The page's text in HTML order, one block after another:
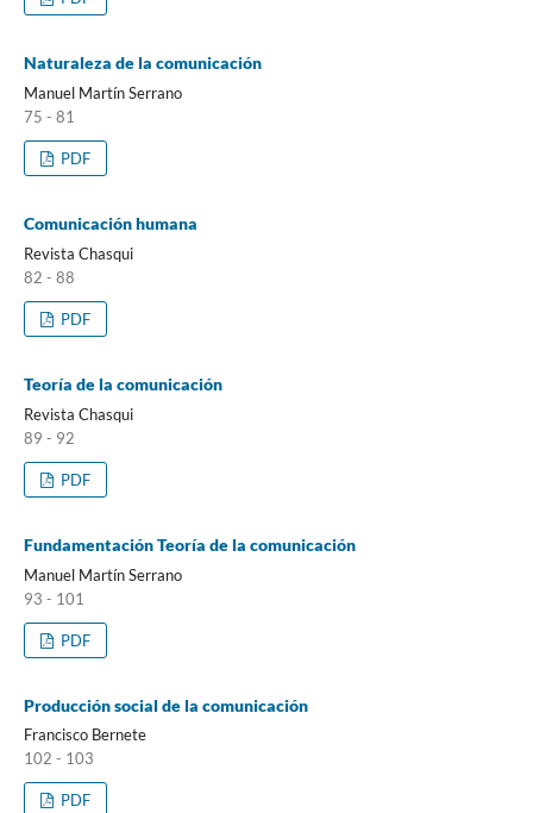
Naturaleza de la comunicación
Manuel Martín Serrano
75 - 81
PDF
Comunicación humana
Revista Chasqui
82 - 88
PDF
Teoría de la comunicación
Revista Chasqui
89 - 92
PDF
Fundamentación Teoría de la comunicación
Manuel Martín Serrano
93 - 101
PDF
Producción social de la comunicación
Francisco Bernete
102 - 103
PDF